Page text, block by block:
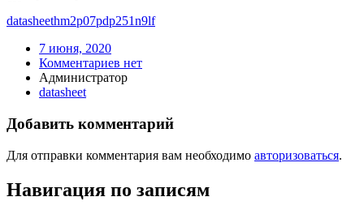
datasheethm2p07pdp251n9lf
7 июня, 2020
Комментариев нет
Администратор
datasheet
Добавить комментарий
Для отправки комментария вам необходимо авторизоваться.
Навигация по записям